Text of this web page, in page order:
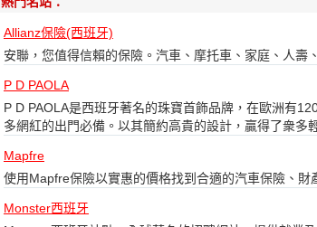
Allianz保險(西班牙)
安聯，您值得信賴的保險。汽車、摩托車、家庭、人壽
P D PAOLA
P D PAOLA是西班牙著名的珠寶首飾品牌，在歐洲有
多網紅的出門必備。以其簡約高貴的設計，贏得了衆多
Mapfre
使用Mapfre保險以實惠的價格找到合適的汽車保險、財
Monster西班牙